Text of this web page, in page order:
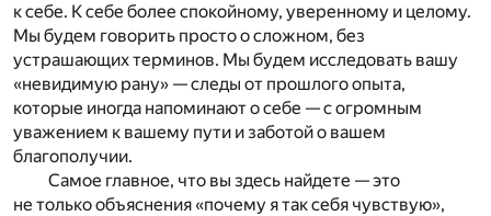
к себе. К себе более спокойному, уверенному и целому.
Мы будем говорить просто о сложном, без
устрашающих терминов. Мы будем исследовать вашу
«невидимую рану» — следы от прошлого опыта,
которые иногда напоминают о себе — с огромным
уважением к вашему пути и заботой о вашем
благополучии.
Самое главное, что вы здесь найдете — это
не только объяснения «почему я так себя чувствую»,